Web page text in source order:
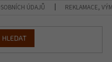
ÚDAJŮ REKLAMACE,
HLEDAT